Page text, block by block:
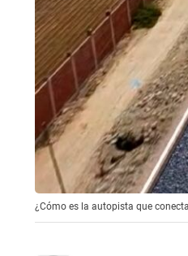
¿Cómo es la autopista que